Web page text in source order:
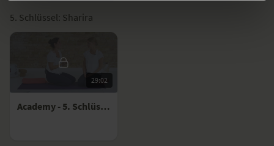
5. Schlüssel: Sharira
29:02
Academy - 5. Schlüssel